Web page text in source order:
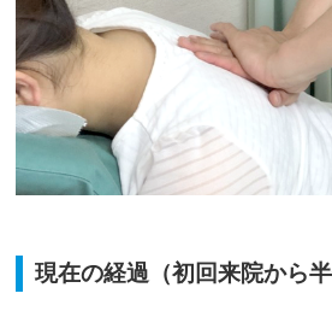
現在の経過（初回来院から半